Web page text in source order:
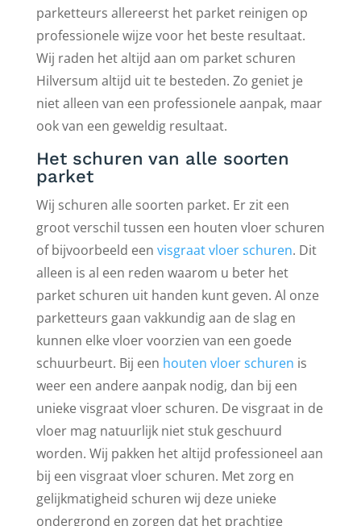
parketteurs allereerst het parket reinigen op
professionele wijze voor het beste resultaat.
Wij raden het altijd aan om parket schuren
Hilversum altijd uit te besteden. Zo geniet je
niet alleen van een professionele aanpak, maar
ook van een geweldig resultaat.
Het schuren van alle soorten
parket
Wij schuren alle soorten parket. Er zit een
groot verschil tussen een houten vloer schuren
of bijvoorbeeld een visgraat vloer schuren. Dit
alleen is al een reden waarom u beter het
parket schuren uit handen kunt geven. Al onze
parketteurs gaan vakkundig aan de slag en
kunnen elke vloer voorzien van een goede
schuurbeurt. Bij een houten vloer schuren is
weer een andere aanpak nodig, dan bij een
unieke visgraat vloer schuren. De visgraat in de
vloer mag natuurlijk niet stuk geschuurd
worden. Wij pakken het altijd professioneel aan
bij een visgraat vloer schuren. Met zorg en
gelijkmatigheid schuren wij deze unieke
ondergrond en zorgen dat het prachtige